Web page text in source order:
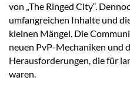
von „The Ringed City“.
umfangreichen Inhalte und
kleinen Mängel. Die
neuen PvP-Mechaniken und
Herausforderungen, die für
waren.